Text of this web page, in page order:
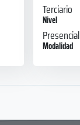
Terciario
Nivel
Presencial
Modalidad